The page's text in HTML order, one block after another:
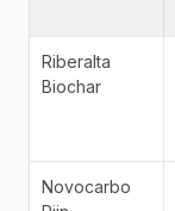
Riberalta
Biochar
Novocarbo